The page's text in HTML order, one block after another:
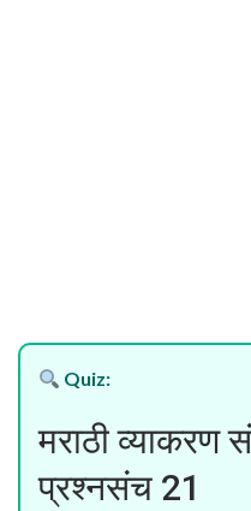
Quiz:
मराठी व्याकरण
प्रश्नसंच 21